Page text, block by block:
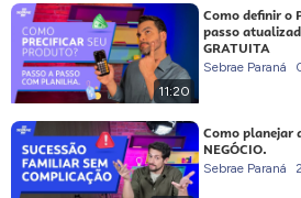
11:20
Como definir o
passo
GRATUITA
Sebrae Paraná
Como planejar
NEGÓCIO.
Sebrae Paraná